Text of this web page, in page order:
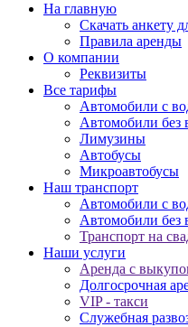
На главную
Скачать анкету
Правила аренды
О компании
Реквизиты
Все тарифы
Автомобили с
Автомобили без
Лимузины
Автобусы
Микроавтобусы
Наш транспорт
Автомобили с
Автомобили без
Транспорт на
Наши услуги
Аренда с
Долгосрочная
VIP - такси
Служебная